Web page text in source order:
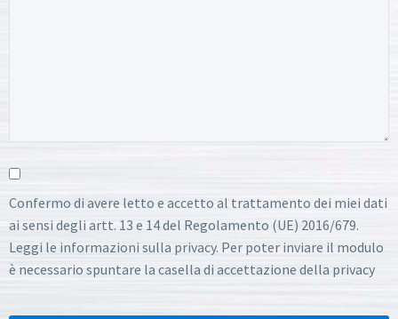
Confermo di avere letto e accetto al trattamento dei miei dati
ai sensi degli artt. 13 e 14 del Regolamento (UE) 2016/679.
Leggi le informazioni sulla privacy. Per poter inviare il modulo
è necessario spuntare la casella di accettazione della privacy